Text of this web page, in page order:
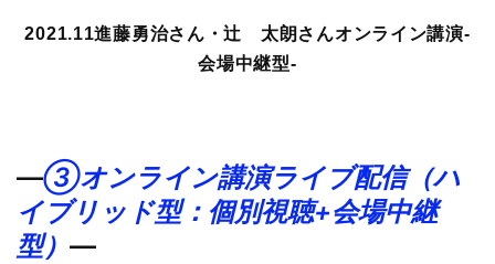
2021.11進藤勇治さん・辻 太朗さんオンライン講演-
会場中継型-
―③オンライン講演ライブ配信（ハ
イブリッド型：個別視聴+会場中継
型） ―